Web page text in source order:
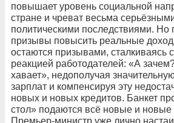
повышает уровень социальной
стране и чреват весьма
политическими последствиями. Но
призывы повысить реальные
остаются призывами, сталкиваясь
реакцией работодателей: «А
хавает», недополучая
зарплат и компенсируя эту
новых и новых кредитов. Банкет
стол» подаются всё новые и
Премьер-министр уже лично